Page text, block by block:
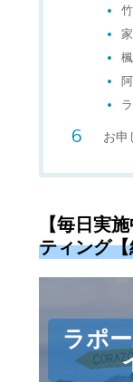
お申
【毎日実
ティング
ラポ